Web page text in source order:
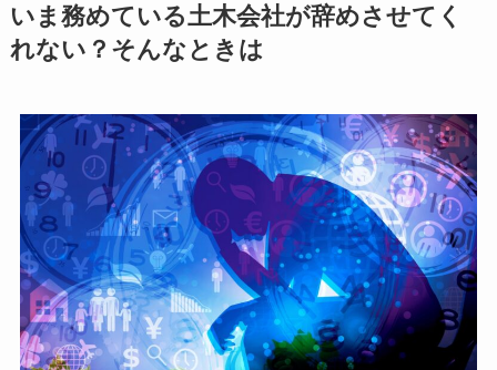
いま務めている土木会社が辞めさせてく
れない？そんなときは